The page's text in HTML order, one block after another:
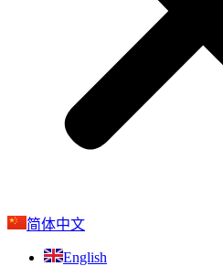
简体中文
English